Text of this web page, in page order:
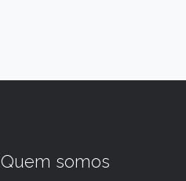
Quem somos